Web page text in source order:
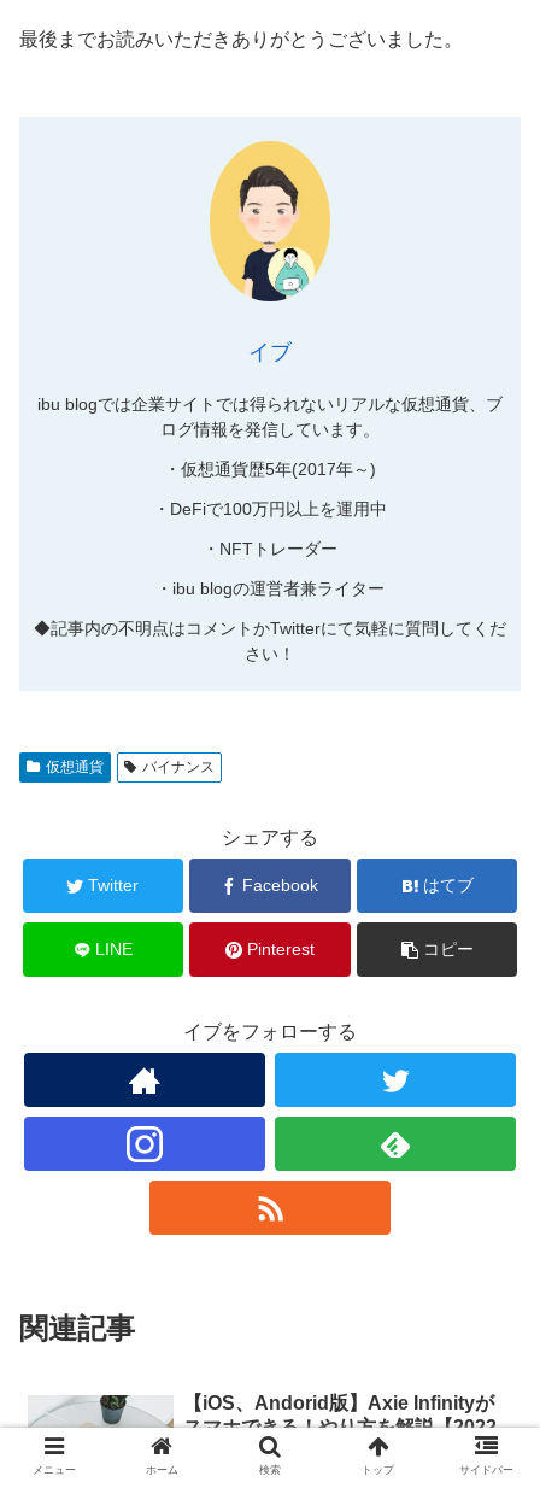
最後までお読みいただきありがとうございました。
イブ
ibu blogでは企業サイトでは得られないリアルな仮想通貨、ブ
ログ情報を発信しています。
・仮想通貨歴5年(2017年～)
・DeFiで100万円以上を運用中
・NFTトレーダー
・ibu blogの運営者兼ライター
◆記事内の不明点はコメントかTwitterにて気軽に質問してくだ
さい！
仮想通貨 バイナンス
シェアする
Twitter Facebook はてブ
LINE Pinterest コピー
イブをフォローする
関連記事
【iOS、Andorid版】Axie Infinityが
スマホできる！やり方を解説【2022
年最新】
メニュー ホーム 検索 トップ サイドバー